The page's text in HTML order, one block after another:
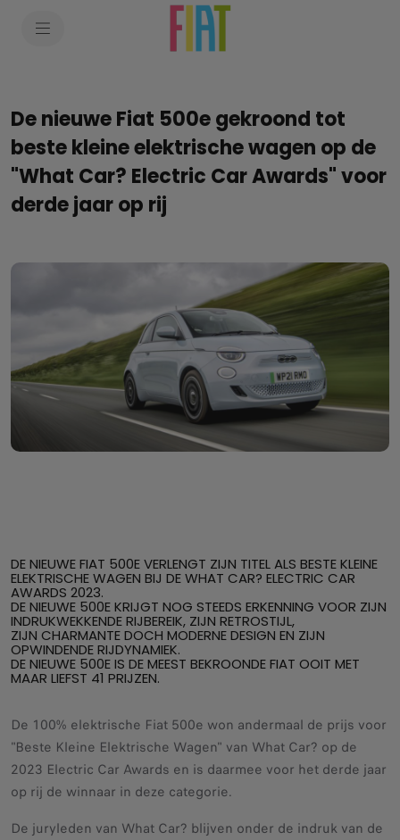
De nieuwe Fiat 500e gekroond tot
beste kleine elektrische wagen op de
"What Car? Electric Car Awards" voor
derde jaar op rij
DE NIEUWE FIAT 500E VERLENGT ZIJN TITEL ALS BESTE KLEINE
ELEKTRISCHE WAGEN BIJ DE WHAT CAR? ELECTRIC CAR
AWARDS 2023.
DE NIEUWE 500E KRIJGT NOG STEEDS ERKENNING VOOR ZIJN
INDRUKWEKKENDE RIJBEREIK, ZIJN RETROSTIJL,
ZIJN CHARMANTE DOCH MODERNE DESIGN EN ZIJN
OPWINDENDE RIJDYNAMIEK.
DE NIEUWE 500E IS DE MEEST BEKROONDE FIAT OOIT MET
MAAR LIEFST 41 PRIJZEN.
De 100% elektrische Fiat 500e won andermaal de prijs voor
"Beste Kleine Elektrische Wagen" van What Car? op de
2023 Electric Car Awards en is daarmee voor het derde jaar
op rij de winnaar in deze categorie.
De juryleden van What Car? blijven onder de indruk van de